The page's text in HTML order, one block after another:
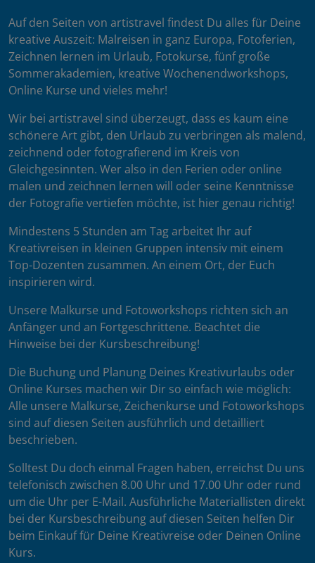
Auf den Seiten von artistravel findest Du alles für Deine
kreative Auszeit: Malreisen in ganz Europa, Fotoferien,
Zeichnen lernen im Urlaub, Fotokurse, fünf große
Sommerakademien, kreative Wochenendworkshops,
Online Kurse und vieles mehr!
Wir bei artistravel sind überzeugt, dass es kaum eine
schönere Art gibt, den Urlaub zu verbringen als malend,
zeichnend oder fotografierend im Kreis von
Gleichgesinnten. Wer also in den Ferien oder online
malen und zeichnen lernen will oder seine Kenntnisse
der Fotografie vertiefen möchte, ist hier genau richtig!
Mindestens 5 Stunden am Tag arbeitet Ihr auf
Kreativreisen in kleinen Gruppen intensiv mit einem
Top-Dozenten zusammen. An einem Ort, der Euch
inspirieren wird.
Unsere Malkurse und Fotoworkshops richten sich an
Anfänger und an Fortgeschrittene. Beachtet die
Hinweise bei der Kursbeschreibung!
Die Buchung und Planung Deines Kreativurlaubs oder
Online Kurses machen wir Dir so einfach wie möglich:
Alle unsere Malkurse, Zeichenkurse und Fotoworkshops
sind auf diesen Seiten ausführlich und detailliert
beschrieben.
Solltest Du doch einmal Fragen haben, erreichst Du uns
telefonisch zwischen 8.00 Uhr und 17.00 Uhr oder rund
um die Uhr per E-Mail. Ausführliche Materiallisten direkt
bei der Kursbeschreibung auf diesen Seiten helfen Dir
beim Einkauf für Deine Kreativreise oder Deinen Online
Kurs.